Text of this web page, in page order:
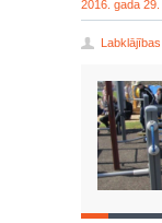
2016. gada 29.